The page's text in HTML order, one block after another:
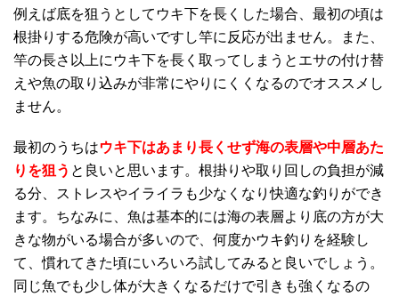
例えば底を狙うとしてウキ下を長くした場合、最初の頃は
根掛りする危険が高いですし竿に反応が出ません。また、
竿の長さ以上にウキ下を長く取ってしまうとエサの付け替
えや魚の取り込みが非常にやりにくくなるのでオススメし
ません。
最初のうちはウキ下はあまり長くせず海の表層や中層あた
りを狙う と良いと思います。根掛りや取り回しの負担が減
る分、ストレスやイライラも少なくなり快適な釣りができ
ます。ちなみに、魚は基本的には海の表層より底の方が大
きな物がいる場合が多いので、何度かウキ釣りを経験し
て、慣れてきた頃にいろいろ試してみると良いでしょう。
同じ魚でも少し体が大きくなるだけで引きも強くなるの